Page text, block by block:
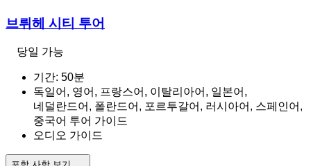
브뤼헤 시티 투어
당일 가능
기간: 50분
독일어, 영어, 프랑스어, 이탈리아어, 일본어,
네덜란드어, 폴란드어, 포르투갈어, 러시아어, 스페인어,
중국어 투어 가이드
오디오 가이드